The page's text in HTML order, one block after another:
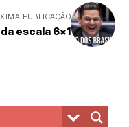
PUBLICAÇÃO
escala 6×1